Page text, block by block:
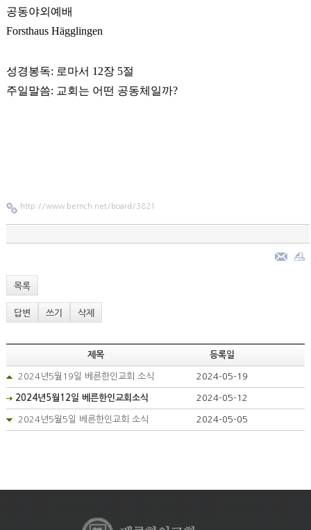
공동야외예배
Forsthaus Hägglingen
성경봉독: 로마서 12장 5절
주일말씀: 교회는 어떤 공동체일까?
http://www.bernch.net/board/3821
목록
답변 쓰기 삭제
제목 등록일
2024년5월19일 베른한인교회 소식 2024-05-19
2024년5월12일 베른한인교회소식 2024-05-12
2024년5월5일 베른한인교회 소식 2024-05-05